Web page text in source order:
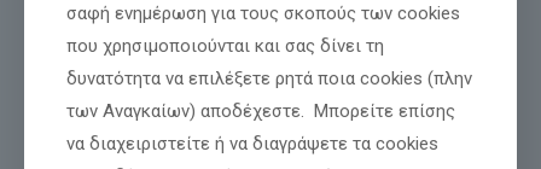
σαφή ενημέρωση για τους σκοπούς των cookies
που χρησιμοποιούνται και σας δίνει τη
δυνατότητα να επιλέξετε ρητά ποια cookies (πλην
των Αναγκαίων) αποδέχεστε. Μπορείτε επίσης
να διαχειριστείτε ή να διαγράψετε τα cookies